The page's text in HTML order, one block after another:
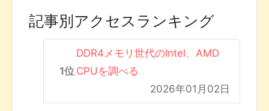
記事別アクセスランキング
DDR4メモリ世代のIntel、AMD
CPUを調べる
2026年01月02日